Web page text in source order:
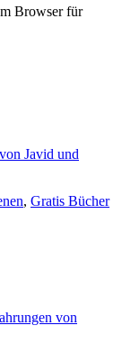
Browser für
, Gratis Bücher